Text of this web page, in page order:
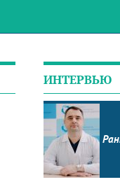
ИНТЕРВЬЮ